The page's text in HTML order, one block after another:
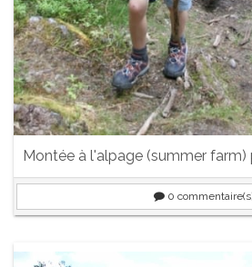
Montée à l'alpage (summer farm)
0